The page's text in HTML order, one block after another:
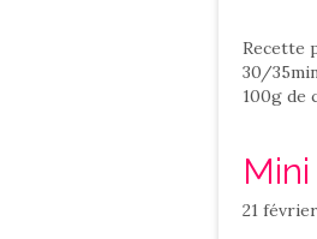
Recette
30/
100g de
21